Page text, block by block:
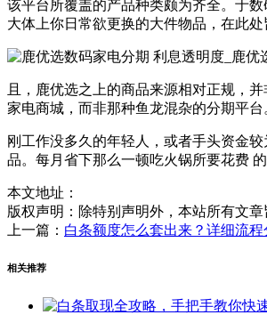
该平台所覆盖的产品种类颇为齐全。于
大体上你日常欲更换的大件物品，在此处
且，鹿优选之上的商品来源相对正规，
家电商城，而非那种鱼龙混杂的分期平台
刚工作没多久的年轻人，或者手头资金
品。每月省下那么一顿吃火锅所要花费
本文地址：
版权声明： 除特别声明外，本站所有文
上一篇： 白条额度怎么套出来？详细流程
相关推荐